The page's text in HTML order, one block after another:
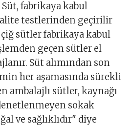
fabrikaya kabul
testlerinden geçirilir
sütler fabrikaya kabul
geçen sütler el
Süt alımından son
her aşamasında sürekli
ambalajlı sütler, kaynağı
sokak
ve sağlıklıdır" diye